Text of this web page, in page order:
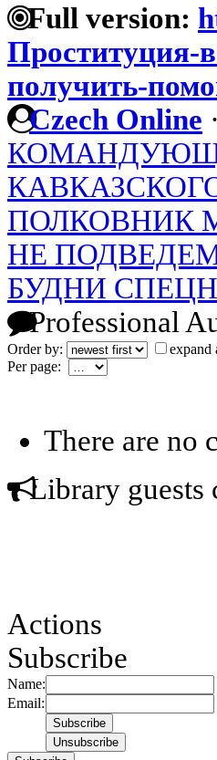
Full version:
Проституция-
получить-
Czech Online ·
ПОЛКОВНИК
НЕ
БУДНИ
Professional
Order by:
expand
Per page:
There are no
Library guests
Actions
Subscribe
Name:
Email: